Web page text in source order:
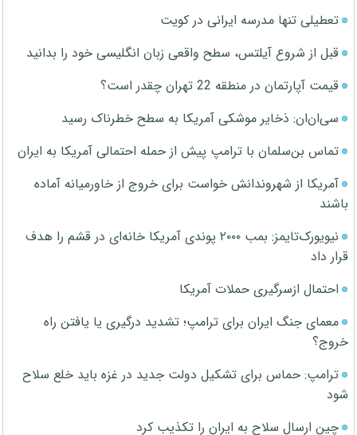
تعطیلی تنها مدرسه ایرانی در کویت
قبل از شروع آیلتس، سطح واقعی زبان انگلیسی خود را بدانید
قیمت آپارتمان در منطقه 22 تهران چقدر است؟
سی‌ان‌ان: ذخایر موشکی آمریکا به سطح خطرناک رسید
تماس بن‌سلمان با ترامپ پیش از حمله احتمالی آمریکا به ایران
آمریکا از شهروندانش خواست برای خروج از خاورمیانه آماده
باشند
نیویورک‌تایمز: بمب ۲۰۰۰ پوندی آمریکا خانه‌ای در قشم را هدف
قرار داد
احتمال ازسرگیری حملات آمریکا
معمای جنگ ایران برای ترامپ؛ تشدید درگیری یا یافتن راه
خروج؟
ترامپ: حماس برای تشکیل دولت جدید در غزه باید خلع سلاح
شود
چین ارسال سلاح به ایران را تکذیب کرد